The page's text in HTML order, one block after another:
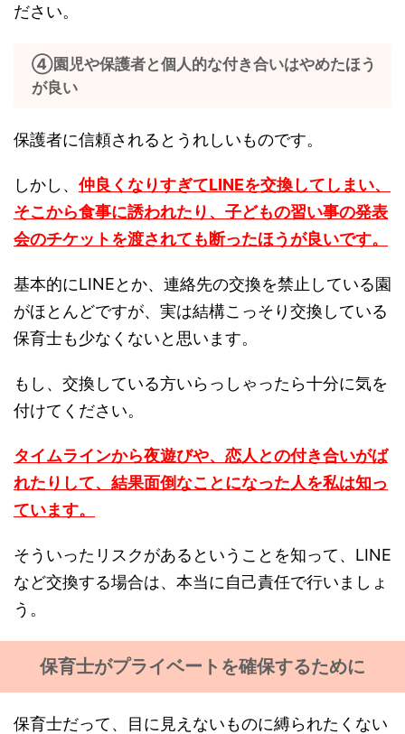
ださい。
④園児や保護者と個人的な付き合いはやめたほう
が良い
保護者に信頼されるとうれしいものです。
しかし、 仲良くなりすぎてLINEを交換してしまい、
そこから食事に誘われたり、子どもの習い事の発表
会のチケットを渡されても断ったほうが良いです。
基本的にLINEとか、連絡先の交換を禁止している園
がほとんどですが、実は結構こっそり交換している
保育士も少なくないと思います。
もし、交換している方いらっしゃったら十分に気を
付けてください。
タイムラインから夜遊びや、恋人との付き合いがば
れたりして、結果面倒なことになった人を私は知っ
ています。
そういったリスクがあるということを知って、LINE
など交換する場合は、本当に自己責任で行いましょ
う。
保育士がプライベートを確保するために
保育士だって、目に見えないものに縛られたくない